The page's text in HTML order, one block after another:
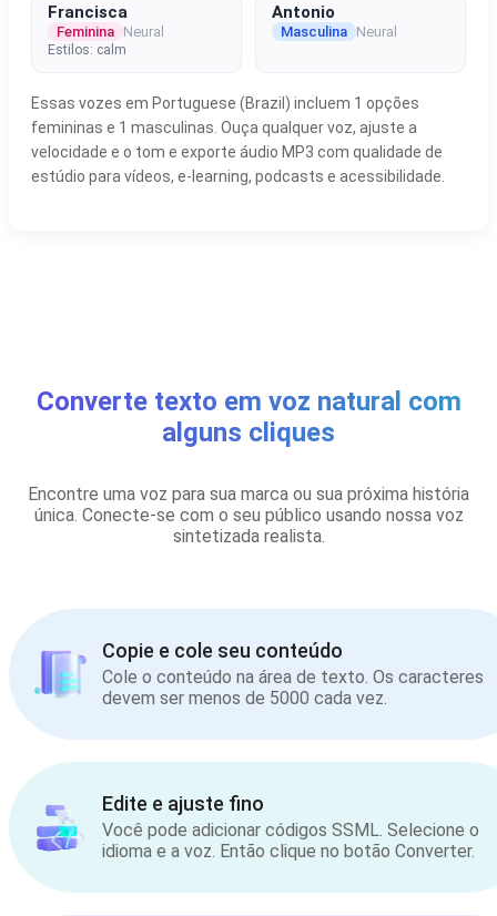
Francisca
Feminina Neural
Estilos: calm
Antonio
Masculina Neural
Essas vozes em Portuguese (Brazil) incluem 1 opções
femininas e 1 masculinas. Ouça qualquer voz, ajuste a
velocidade e o tom e exporte áudio MP3 com qualidade de
estúdio para vídeos, e-learning, podcasts e acessibilidade.
Converte texto em voz natural com
alguns cliques
Encontre uma voz para sua marca ou sua próxima história
única. Conecte-se com o seu público usando nossa voz
sintetizada realista.
Copie e cole seu conteúdo
Cole o conteúdo na área de texto. Os caracteres
devem ser menos de 5000 cada vez.
Edite e ajuste fino
Você pode adicionar códigos SSML. Selecione o
idioma e a voz. Então clique no botão Converter.